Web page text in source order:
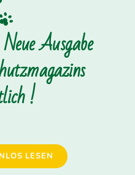
Ausgabe
!
LESEN